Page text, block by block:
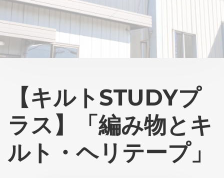
【キルトSTUDYプ
ラス】「編み物とキ
ルト・ヘリテープ」